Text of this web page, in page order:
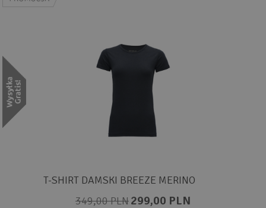
T-SHIRT DAMSKI BREEZE MERINO
349,00 PLN299,00 PLN